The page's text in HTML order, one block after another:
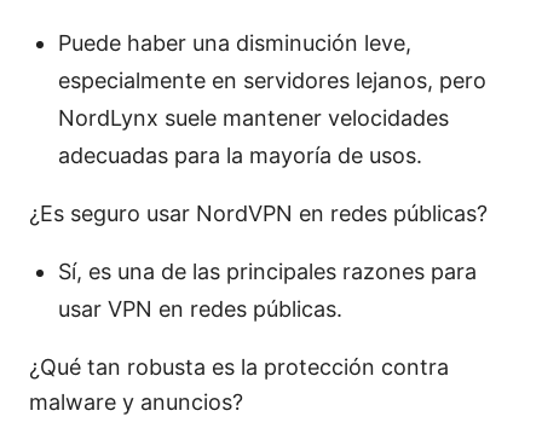
Puede haber una disminución leve,
especialmente en servidores lejanos, pero
NordLynx suele mantener velocidades
adecuadas para la mayoría de usos.
¿Es seguro usar NordVPN en redes públicas?
Sí, es una de las principales razones para
usar VPN en redes públicas.
¿Qué tan robusta es la protección contra
malware y anuncios?